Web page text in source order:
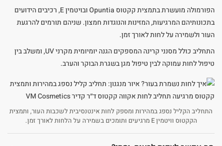
הפורמולה מועשרת בתמצית קקטוס Opuntia ובויטמין E, רכיבים הידועים
בתכונותיהם המרגיעות, המזינות והנוגדות חמצון. שניהם תורמים להרגעת
העור ולשמירה על לחות לאורך זמן.
התחליב כולל מסנני קרינה המספקים הגנה יומיומית מקרני UV, ומשלב בין
טיפול לחות עמוקה לבין טיפול מגן בשגרת הבוקר והערב.
התחליב הקליל נספג במהירות ומספק לחות אינטנסיבית לשכבות העור, ותמצית
הקקטוס וויטמין E מרגיעים ותומכים בשמירה על הלחות לאורך זמן.